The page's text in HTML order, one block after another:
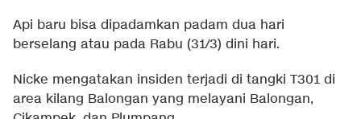
Api baru bisa dipadamkan padam dua hari
berselang atau pada Rabu (31/3) dini hari.
Nicke mengatakan insiden terjadi di tangki T301 di
area kilang Balongan yang melayani Balongan,